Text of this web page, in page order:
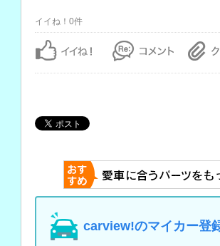
イイね！0件
carview!のマイカー登